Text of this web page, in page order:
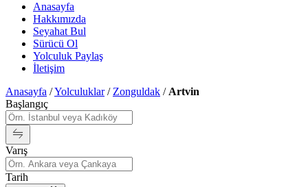
Anasayfa
Hakkımızda
Seyahat Bul
Sürücü Ol
Yolculuk Paylaş
İletişim
Anasayfa /Yolculuklar/ Zonguldak / Artvin
Başlangıç
Varış
Tarih